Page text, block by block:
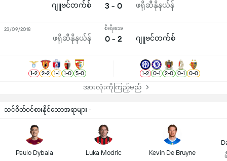
ဂျူဗင်တက်စ် 3 - 0 ဖရိုဆီနိုနယ်န်
ဖရိုဆီနိုနယ်န်
စီးရီးအေ
0 - 2 ဂျူဗင်တက်စ်
23/09/2018
1-2 2-2 1-1 1-0 5-0 1-2 0-1 2-0 0-1 0-0
အားလုံးကိုကြည့်မည်
သင်စိတ်ဝင်စားနိုင်သောအရာများ -
Paulo Dybala Luka Modric Kevin De Bruyne